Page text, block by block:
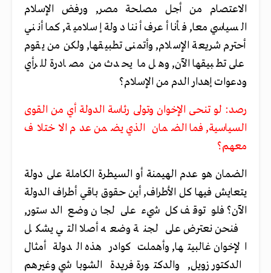
الاعتصام من أجل مصلحة مصر, ورفض الإسلام
السياسي معا, فأنا أعرف أننا دولة إسلامية, كما أنني
أحترم شريعة الإسلام, وأتمنى تطبيقها, ولكن من يقوم
على تطبيقها الآن, وهل ما يحدث من مصادرة للرأي
ودعوات إهدار الدم من الإسلام؟
رصد: لو تنحى الإخوان وتولى رئاسة الدولة أي من القوى
السياسية, فما الضمان الذي يضمن عدم الاختلاف
معهم؟
الضمان هو عدم الهيمنة أو السيطرة الكاملة على دولة
يتعايش فيها كل الأطراف, أين حقوق باقي أطراف الدولة
الآن؟ فلو توقف كل شيء على لجان وضع الدستور,
فنحن نعترض على لجنة وضعه أصلا التي يشكل
الإخوان غالبيتها, وأهملت كوادر هذه الدولة أمثال
الدكتور زويل, والدكتورة فريدة الشوباشي وغيرهم